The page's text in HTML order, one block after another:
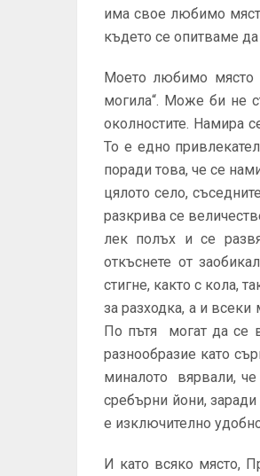
има свое любимо
където се опитваме
Моето любимо място
могила“. Може би не
околностите. Намира
То е едно
поради това, че се
цялото село,
разкрива се
лек полъх и се
откъснете от
стигне, както с кола,
за разходка, а и
По пътя могат да се
разнообразие като
миналото вярвали,
сребърни йони,
е изключително
И като всяко място,